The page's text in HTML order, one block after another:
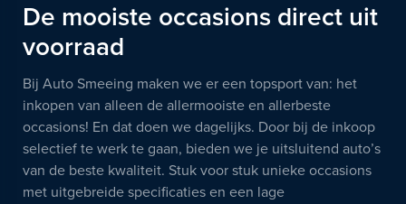
De mooiste occasions direct uit
voorraad
Bij Auto Smeeing maken we er een topsport van: het
inkopen van alleen de allermooiste en allerbeste
occasions! En dat doen we dagelijks. Door bij de inkoop
selectief te werk te gaan, bieden we je uitsluitend auto’s
van de beste kwaliteit. Stuk voor stuk unieke occasions
met uitgebreide specificaties en een lage